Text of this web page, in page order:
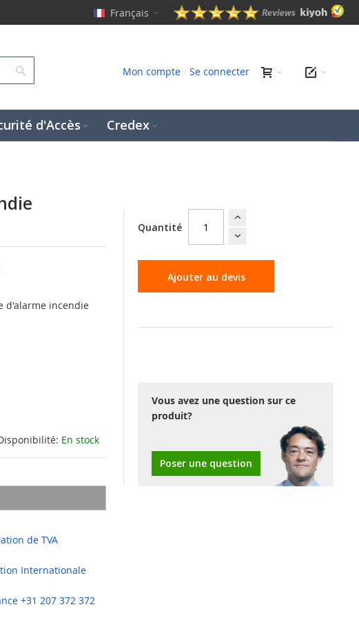
Français
Mon compte Se connecter
d'Accès Credex
d'alarme incendie
En stock
de TVA
Internationale
+31 207 372 372
Quantité
Ajouter au devis
Vous avez une question sur ce
produit?
Poser une question